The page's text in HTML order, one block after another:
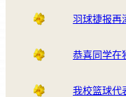
羽球捷报再
恭喜同学在
我校篮球代